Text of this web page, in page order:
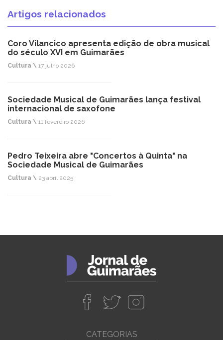
Artigos relacionados
Coro Vilancico apresenta edição de obra musical
do século XVI em Guimarães
Cultura \ 17 julho 2026
Sociedade Musical de Guimarães lança festival
internacional de saxofone
Cultura \ 11 fevereiro 2026
Pedro Teixeira abre "Concertos à Quinta" na
Sociedade Musical de Guimarães
Cultura \ 23 abril 2025
CATEGORIAS